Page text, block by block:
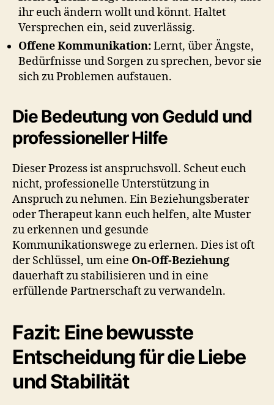
ihr euch ändern wollt und könnt. Haltet
Versprechen ein, seid zuverlässig.
Offene Kommunikation:Lernt, über Ängste,
Bedürfnisse und Sorgen zu sprechen, bevor sie
sich zu Problemen aufstauen.
Die Bedeutung von Geduld und
professioneller Hilfe
Dieser Prozess ist anspruchsvoll. Scheut euch
nicht, professionelle Unterstützung in
Anspruch zu nehmen. Ein Beziehungsberater
oder Therapeut kann euch helfen, alte Muster
zu erkennen und gesunde
Kommunikationswege zu erlernen. Dies ist oft
der Schlüssel, um eine On-Off-Beziehung
dauerhaft zu stabilisieren und in eine
erfüllende Partnerschaft zu verwandeln.
Fazit: Eine bewusste
Entscheidung für die Liebe
und Stabilität